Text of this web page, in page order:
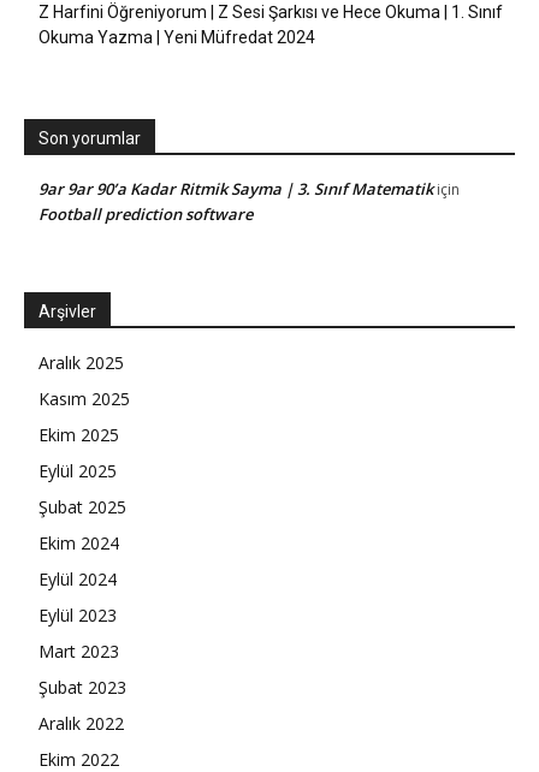
Z Harfini Öğreniyorum | Z Sesi Şarkısı ve Hece Okuma | 1. Sınıf
Okuma Yazma | Yeni Müfredat 2024
Son yorumlar
9ar 9ar 90’a Kadar Ritmik Sayma | 3. Sınıf Matematikiçin
Football prediction software
Arşivler
Aralık 2025
Kasım 2025
Ekim 2025
Eylül 2025
Şubat 2025
Ekim 2024
Eylül 2024
Eylül 2023
Mart 2023
Şubat 2023
Aralık 2022
Ekim 2022